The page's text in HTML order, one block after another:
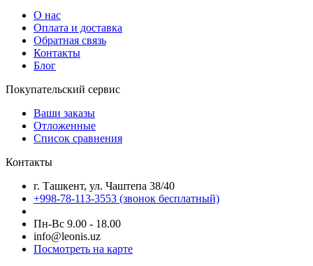
О нас
Оплата и доставка
Обратная связь
Контакты
Блог
Покупательский сервис
Ваши заказы
Отложенные
Список сравнения
Контакты
г. Ташкент, ул. Чаштепа 38/40
+998-78-113-3553 (звонок бесплатный)
Пн-Вс 9.00 - 18.00
info@leonis.uz
Посмотреть на карте